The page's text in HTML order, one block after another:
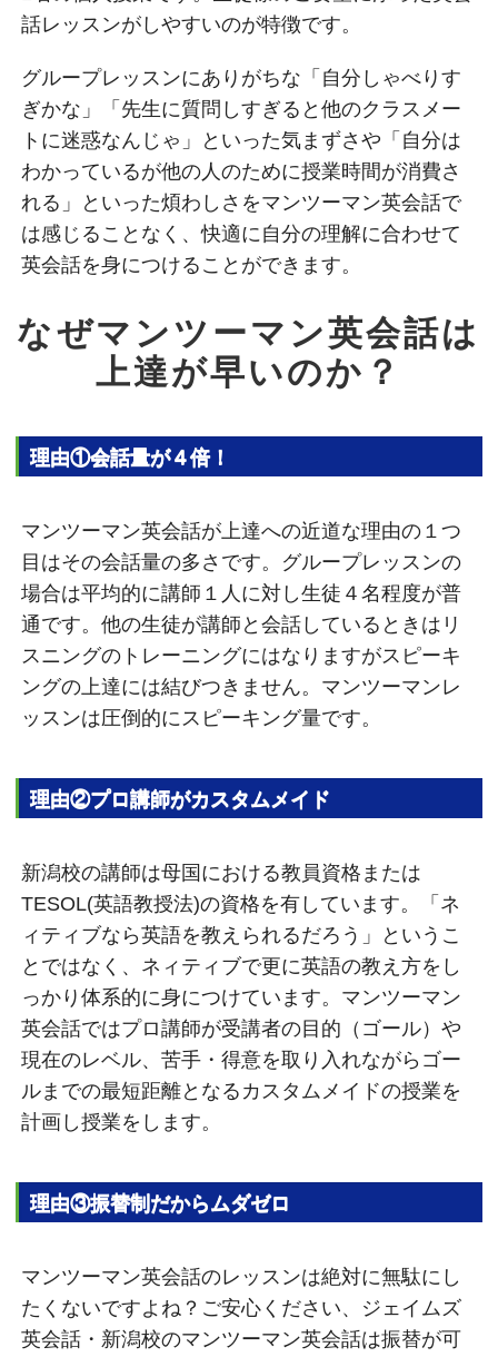
話レッスンがしやすいのが特徴です。
グループレッスンにありがちな「自分しゃべりす
ぎかな」「先生に質問しすぎると他のクラスメー
トに迷惑なんじゃ」といった気まずさや「自分は
わかっているが他の人のために授業時間が消費さ
れる」といった煩わしさをマンツーマン英会話で
は感じることなく、快適に自分の理解に合わせて
英会話を身につけることができます。
なぜマンツーマン英会話は
上達が早いのか？
理由①会話量が４倍！
マンツーマン英会話が上達への近道な理由の１つ
目はその会話量の多さです。グループレッスンの
場合は平均的に講師１人に対し生徒４名程度が普
通です。他の生徒が講師と会話しているときはリ
スニングのトレーニングにはなりますがスピーキ
ングの上達には結びつきません。マンツーマンレ
ッスンは圧倒的にスピーキング量です。
理由②プロ講師がカスタムメイド
新潟校の講師は母国における教員資格または
TESOL(英語教授法)の資格を有しています。「ネ
ィティブなら英語を教えられるだろう」というこ
とではなく、ネィティブで更に英語の教え方をし
っかり体系的に身につけています。マンツーマン
英会話ではプロ講師が受講者の目的（ゴール）や
現在のレベル、苦手・得意を取り入れながらゴー
ルまでの最短距離となるカスタムメイドの授業を
計画し授業をします。
理由③振替制だからムダゼロ
マンツーマン英会話のレッスンは絶対に無駄にし
たくないですよね？ご安心ください、ジェイムズ
英会話・新潟校のマンツーマン英会話は振替が可